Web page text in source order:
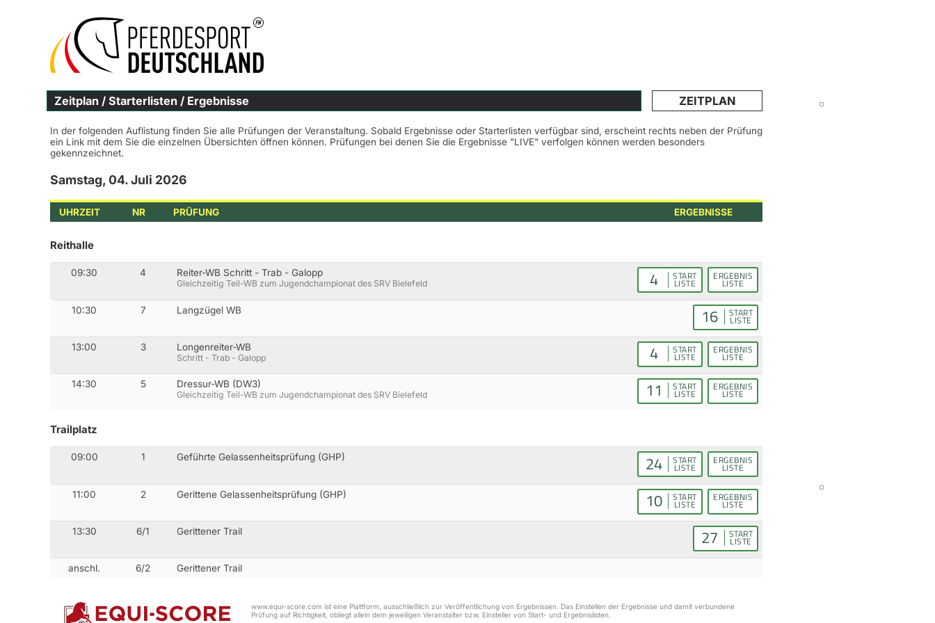
Zeitplan / Starterlisten / Ergebnisse ZEITPLAN
In der folgenden Auflistung finden Sie alle Prüfungen der Veranstaltung. Sobald Ergebnisse oder Starterlisten verfügbar sind, erscheint rechts neben der Prüfung
ein Link mit dem Sie die einzelnen Übersichten öffnen können. Prüfungen bei denen Sie die Ergebnisse "LIVE" verfolgen können werden besonders
gekennzeichnet.
Samstag, 04. Juli 2026
UHRZEIT NR PRÜFUNG ERGEBNISSE
Reithalle
09:30 4 Reiter-WB Schritt - Trab - Galopp
Gleichzeitig Teil-WB zum Jugendchampionat des SRV Bielefeld 4 START
LISTE
ERGEBNIS
LISTE
10:30 7 Langzügel WB 16 START
LISTE
13:00 3 Longenreiter-WB
Schritt - Trab - Galopp 4 START
LISTE
ERGEBNIS
LISTE
14:30 5 Dressur-WB (DW3)
Gleichzeitig Teil-WB zum Jugendchampionat des SRV Bielefeld 11 START
LISTE
ERGEBNIS
LISTE
Trailplatz
09:00 1 Geführte Gelassenheitsprüfung (GHP) 24 START
LISTE
ERGEBNIS
LISTE
11:00 2 Gerittene Gelassenheitsprüfung (GHP) 10 START
LISTE
ERGEBNIS
LISTE
13:30 6/1 Gerittener Trail 27 START
LISTE
anschl. 6/2 Gerittener Trail
www.equi-score.com ist eine Plattform, ausschließlich zur Veröffentlichung von Ergebnissen. Das Einstellen der Ergebnisse und damit verbundene
Prüfung auf Richtigkeit, obliegt allein dem jeweiligen Veranstalter bzw. Einsteller von Start- und Ergebnislisten.